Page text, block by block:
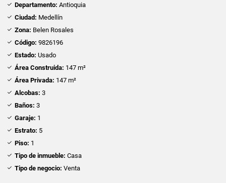
Departamento: Antioquia
Ciudad: Medellín
Zona: Belen Rosales
Código: 9826196
Estado: Usado
Área Construida: 147 m²
Área Privada: 147 m²
Alcobas: 3
Baños: 3
Garaje: 1
Estrato: 5
Piso: 1
Tipo de inmueble: Casa
Tipo de negocio: Venta